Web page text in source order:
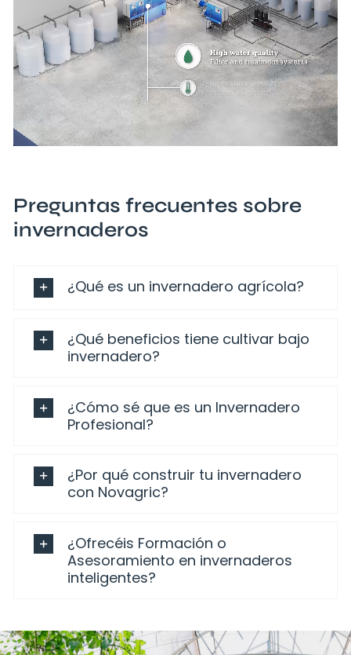
Preguntas frecuentes sobre
invernaderos
¿Qué es un invernadero agrícola?
¿Qué beneficios tiene cultivar bajo
invernadero?
¿Cómo sé que es un Invernadero
Profesional?
¿Por qué construir tu invernadero
con Novagric?
¿Ofrecéis Formación o
Asesoramiento en invernaderos
inteligentes?